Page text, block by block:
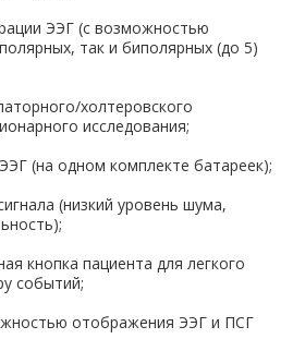
ЭЭГ (с возможностью
так и биполярных (до 5)
холтеровского
исследования;
(на одном комплекте батареек);
(низкий уровень шума,
кнопка пациента для легкого
событий;
отображения ЭЭГ и ПСГ